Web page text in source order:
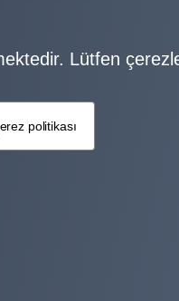
Lütfen
politikası